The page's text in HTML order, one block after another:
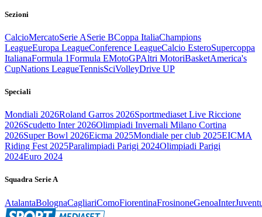
Sezioni
CalcioMercatoSerie ASerie BCoppa ItaliaChampions
LeagueEuropa LeagueConference LeagueCalcio EsteroSupercoppa
ItalianaFormula 1Formula EMotoGPAltri MotoriBasketAmerica's
CupNations LeagueTennisSciVolleyDrive UP
Speciali
Mondiali 2026Roland Garros 2026Sportmediaset Live Riccione
2026Scudetto Inter 2026Olimpiadi Invernali Milano Cortina
2026Super Bowl 2026Eicma 2025Mondiale per club 2025EICMA
Riding Fest 2025Paralimpiadi Parigi 2024Olimpiadi Parigi
2024Euro 2024
Squadra Serie A
AtalantaBolognaCagliariComoFiorentinaFrosinoneGenoaInter